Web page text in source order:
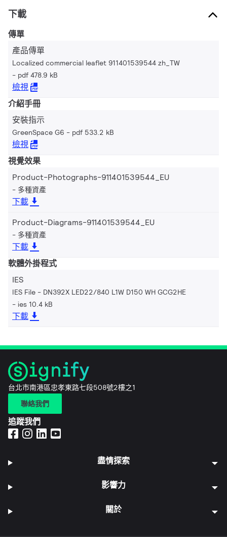
下載
傳單
產品傳單
Localized commercial leaflet 911401539544 zh_TW
pdf 478.9 kB
檢視
介紹手冊
安裝指示
GreenSpace G6 pdf 533.2 kB
檢視
視覺效果
Product-Photographs-911401539544_EU
多種資產
下載
Product-Diagrams-911401539544_EU
多種資產
下載
軟體外掛程式
IES
IES File - DN392X LED22/840 L1W D150 WH GCG2HE
ies 10.4 kB
下載
台北市南港區忠孝東路七段508號2樓之1
聯絡我們
追蹤我們
盡情探索
影響力
關於